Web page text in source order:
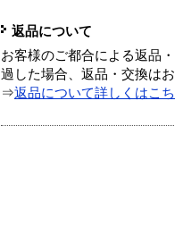
返品について
お客様のご都合による返品
過した場合、返品・交換は
⇒返品について詳しくはこ